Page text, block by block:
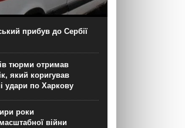
центру
доставили
як порушник правил
час перебування у
а потім помер. Про
прибув до Сербії
тюрми отримав
який коригував
удари по Харкову
роки
війни